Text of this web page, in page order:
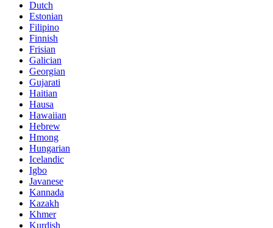
Dutch
Estonian
Filipino
Finnish
Frisian
Galician
Georgian
Gujarati
Haitian
Hausa
Hawaiian
Hebrew
Hmong
Hungarian
Icelandic
Igbo
Javanese
Kannada
Kazakh
Khmer
Kurdish